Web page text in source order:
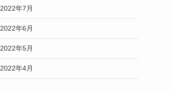
2022年7月
2022年6月
2022年5月
2022年4月